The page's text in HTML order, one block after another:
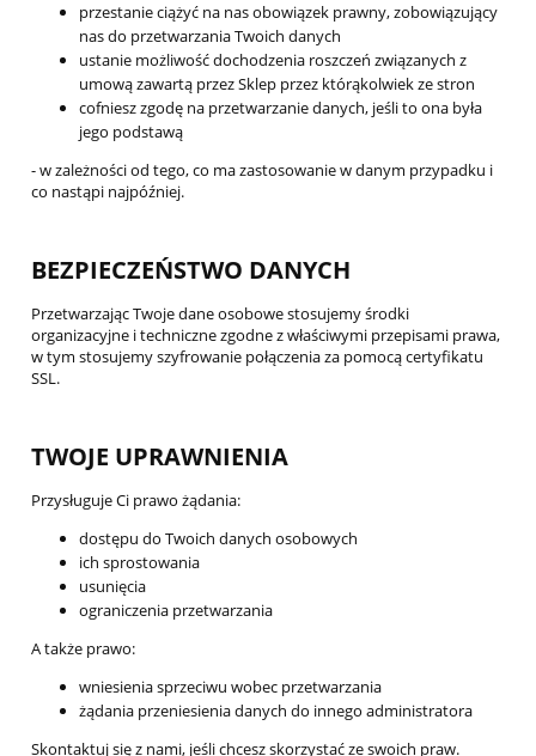
przestanie ciążyć na nas obowiązek prawny, zobowiązujący
nas do przetwarzania Twoich danych
ustanie możliwość dochodzenia roszczeń związanych z
umową zawartą przez Sklep przez którąkolwiek ze stron
cofniesz zgodę na przetwarzanie danych, jeśli to ona była
jego podstawą
- w zależności od tego, co ma zastosowanie w danym przypadku i
co nastąpi najpóźniej.
BEZPIECZEŃSTWO DANYCH
Przetwarzając Twoje dane osobowe stosujemy środki
organizacyjne i techniczne zgodne z właściwymi przepisami prawa,
w tym stosujemy szyfrowanie połączenia za pomocą certyfikatu
SSL.
TWOJE UPRAWNIENIA
Przysługuje Ci prawo żądania:
dostępu do Twoich danych osobowych
ich sprostowania
usunięcia
ograniczenia przetwarzania
A także prawo:
wniesienia sprzeciwu wobec przetwarzania
żądania przeniesienia danych do innego administratora
Skontaktuj się z nami, jeśli chcesz skorzystać ze swoich praw.